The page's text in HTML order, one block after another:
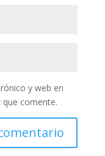
y web en
comente.